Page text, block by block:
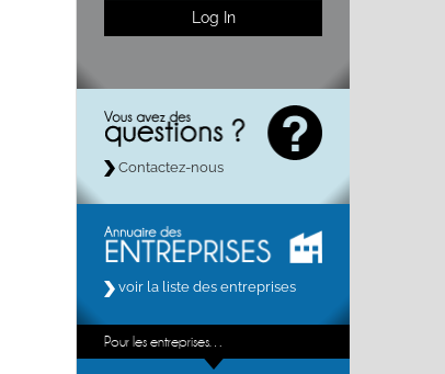
Contactez-nous
voir la liste des entreprises
Pour les entreprises…